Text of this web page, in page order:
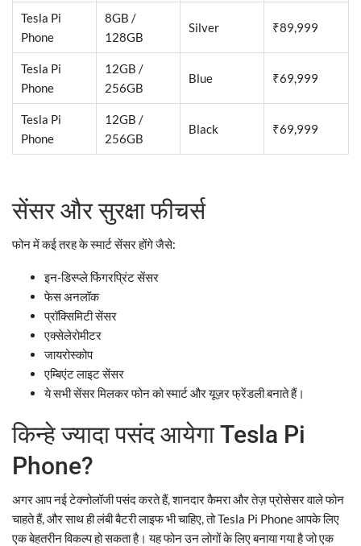
Tesla Pi
Phone
8GB /
128GB
Silver ₹89,999
Tesla Pi
Phone
12GB /
256GB
Blue ₹69,999
Tesla Pi
Phone
12GB /
256GB
Black ₹69,999
सेंसर और सुरक्षा फीचर्स
फोन में कई तरह के स्मार्ट सेंसर होंगे जैसे:
इन-डिस्प्ले फिंगरप्रिंट सेंसर
फेस अनलॉक
प्रॉक्सिमिटी सेंसर
एक्सेलेरोमीटर
जायरोस्कोप
एम्बिएंट लाइट सेंसर
ये सभी सेंसर मिलकर फोन को स्मार्ट और यूज़र फ्रेंडली बनाते हैं।
किन्हे ज्यादा पसंद आयेगा Tesla Pi
Phone?
अगर आप नई टेक्नोलॉजी पसंद करते हैं, शानदार कैमरा और तेज़ प्रोसेसर वाले फोन
चाहते हैं, और साथ ही लंबी बैटरी लाइफ भी चाहिए, तो Tesla Pi Phone आपके लिए
एक बेहतरीन विकल्प हो सकता है। यह फोन उन लोगों के लिए बनाया गया है जो एक